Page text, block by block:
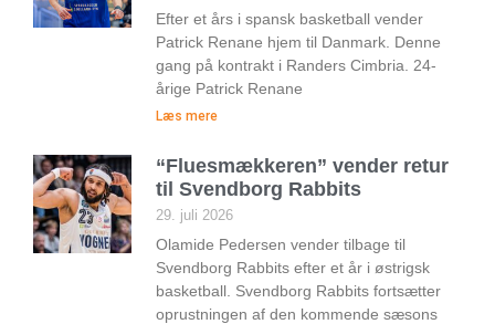
Efter et års i spansk basketball vender
Patrick Renane hjem til Danmark. Denne
gang på kontrakt i Randers Cimbria. 24-
årige Patrick Renane
Læs mere
“Fluesmækkeren” vender retur
til Svendborg Rabbits
29. juli 2026
Olamide Pedersen vender tilbage til
Svendborg Rabbits efter et år i østrigsk
basketball. Svendborg Rabbits fortsætter
oprustningen af den kommende sæsons